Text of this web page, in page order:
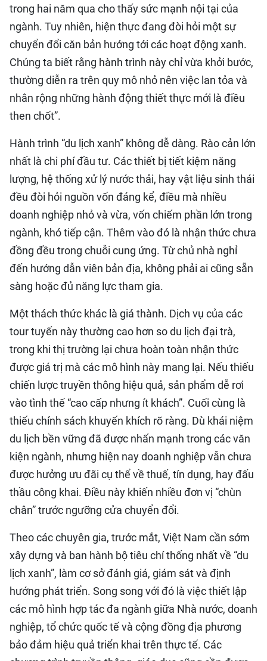
trong hai năm qua cho thấy sức mạnh nội tại của
ngành. Tuy nhiên, hiện thực đang đòi hỏi một sự
chuyển đổi căn bản hướng tới các hoạt động xanh.
Chúng ta biết rằng hành trình này chỉ vừa khởi bước,
thường diễn ra trên quy mô nhỏ nên việc lan tỏa và
nhân rộng những hành động thiết thực mới là điều
then chốt”.
Hành trình “du lịch xanh” không dễ dàng. Rào cản lớn
nhất là chi phí đầu tư. Các thiết bị tiết kiệm năng
lượng, hệ thống xử lý nước thải, hay vật liệu sinh thái
đều đòi hỏi nguồn vốn đáng kể, điều mà nhiều
doanh nghiệp nhỏ và vừa, vốn chiếm phần lớn trong
ngành, khó tiếp cận. Thêm vào đó là nhận thức chưa
đồng đều trong chuỗi cung ứng. Từ chủ nhà nghỉ
đến hướng dẫn viên bản địa, không phải ai cũng sẵn
sàng hoặc đủ năng lực tham gia.
Một thách thức khác là giá thành. Dịch vụ của các
tour tuyến này thường cao hơn so du lịch đại trà,
trong khi thị trường lại chưa hoàn toàn nhận thức
được giá trị mà các mô hình này mang lại. Nếu thiếu
chiến lược truyền thông hiệu quả, sản phẩm dễ rơi
vào tình thế “cao cấp nhưng ít khách”. Cuối cùng là
thiếu chính sách khuyến khích rõ ràng. Dù khái niệm
du lịch bền vững đã được nhấn mạnh trong các văn
kiện ngành, nhưng hiện nay doanh nghiệp vẫn chưa
được hưởng ưu đãi cụ thể về thuế, tín dụng, hay đấu
thầu công khai. Điều này khiến nhiều đơn vị “chùn
chân” trước ngưỡng cửa chuyển đổi.
Theo các chuyên gia, trước mắt, Việt Nam cần sớm
xây dựng và ban hành bộ tiêu chí thống nhất về “du
lịch xanh”, làm cơ sở đánh giá, giám sát và định
hướng phát triển. Song song với đó là việc thiết lập
các mô hình hợp tác đa ngành giữa Nhà nước, doanh
nghiệp, tổ chức quốc tế và cộng đồng địa phương
bảo đảm hiệu quả triển khai trên thực tế. Các